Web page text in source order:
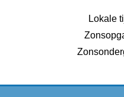
Lokale